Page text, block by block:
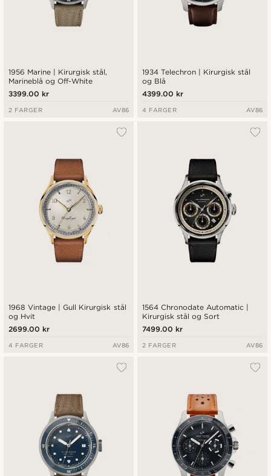
1956 Marine | Kirurgisk stål,
Marineblå og Off-White
3399.00 kr
2 FARGER AV86
1934 Telechron | Kirurgisk stål
og Blå
4399.00 kr
4 FARGER AV86
1968 Vintage | Gull Kirurgisk stål
og Hvit
2699.00 kr
4 FARGER AV86
1564 Chronodate Automatic |
Kirurgisk stål og Sort
7499.00 kr
2 FARGER AV86